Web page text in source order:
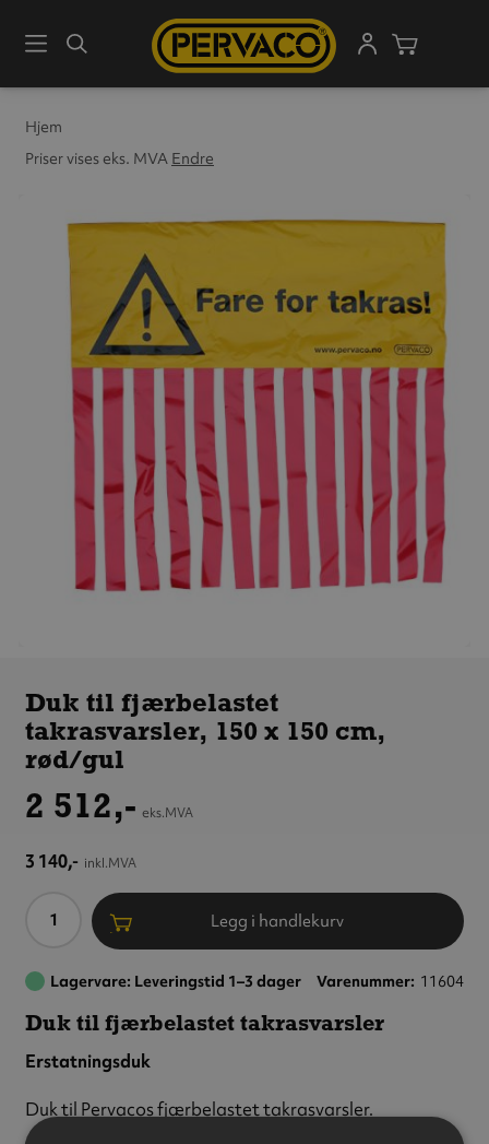
MenySøk
Hjem
Priser vises eks. MVA Endre
takrasvarsler,
150 x 150 cm,
rød/gul
Duk til fjærbelastet
takrasvarsler, 150 x 150 cm,
rød/gul
2 512,- eks.MVA
3 140,- inkl.MVA
Antall Legg i handlekurv
Lagervare: Leveringstid 1–3 dager Varenummer 11604
Duk til fjærbelastet takrasvarsler
Erstatningsduk
Duk til Pervacosfjærbelastet takrasvarsler.